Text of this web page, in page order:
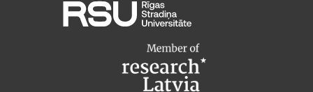
Zinātnes ietekme
Pētniecības platformas
Doktorantūras skola